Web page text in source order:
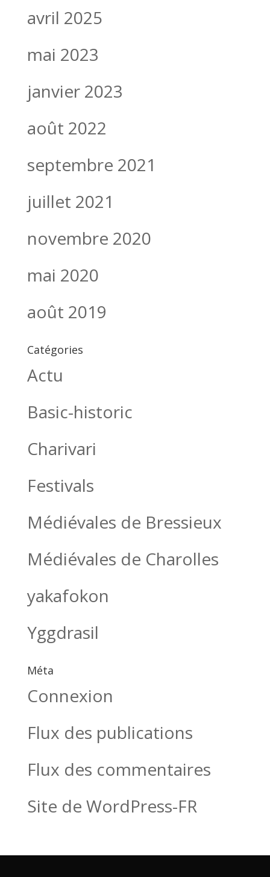
avril 2025
mai 2023
janvier 2023
août 2022
septembre 2021
juillet 2021
novembre 2020
mai 2020
août 2019
Catégories
Actu
Basic-historic
Charivari
Festivals
Médiévales de Bressieux
Médiévales de Charolles
yakafokon
Yggdrasil
Méta
Connexion
Flux des publications
Flux des commentaires
Site de WordPress-FR